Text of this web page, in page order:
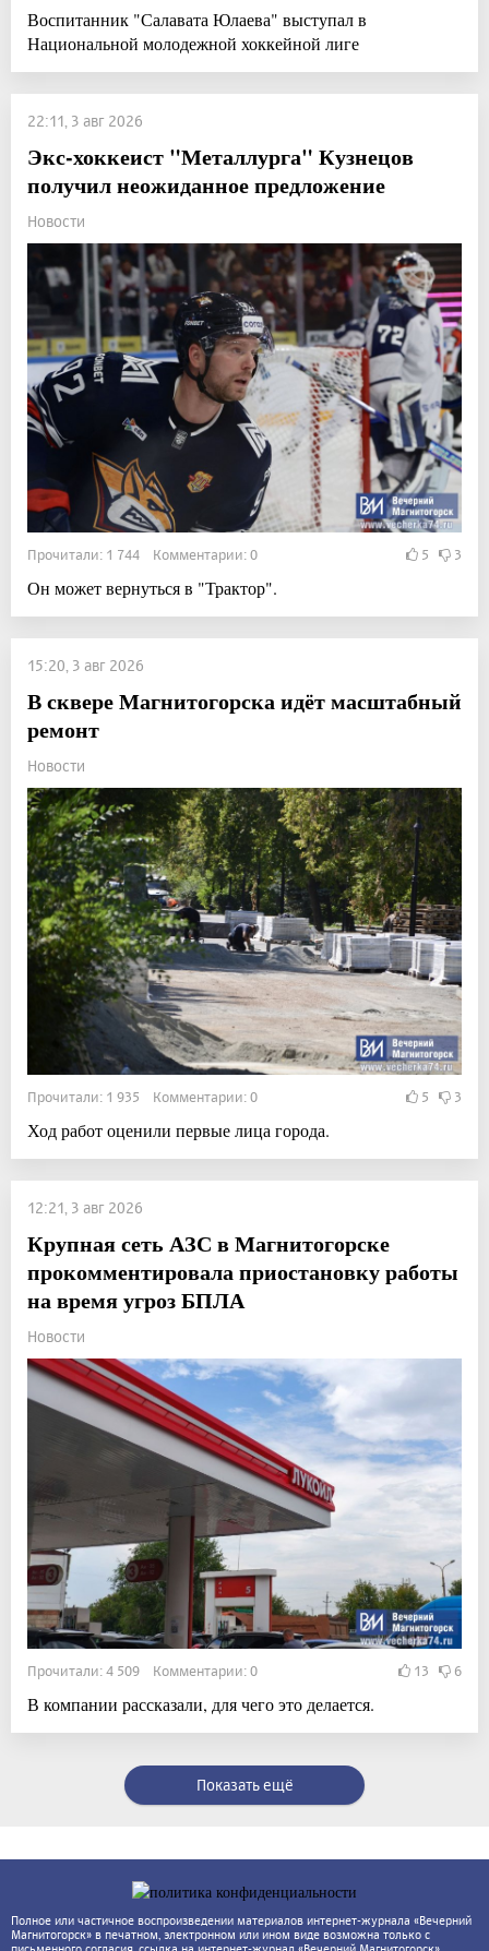
Воспитанник "Салавата Юлаева" выступал в
Национальной молодежной хоккейной лиге
22:11, 3 авг 2026
Экс-хоккеист "Металлурга" Кузнецов
получил неожиданное предложение
Новости
Прочитали: 1 744 Комментарии: 0 5 3
Он может вернуться в "Трактор".
15:20, 3 авг 2026
В сквере Магнитогорска идёт масштабный
ремонт
Новости
Прочитали: 1 935 Комментарии: 0 5 3
Ход работ оценили первые лица города.
12:21, 3 авг 2026
Крупная сеть АЗС в Магнитогорске
прокомментировала приостановку работы
на время угроз БПЛА
Новости
Прочитали: 4 509 Комментарии: 0 13 6
В компании рассказали, для чего это делается.
Показать ещё
Полное или частичное воспроизведении материалов интернет-журнала «Вечерний
Магнитогорск» в печатном, электронном или ином виде возможна только с